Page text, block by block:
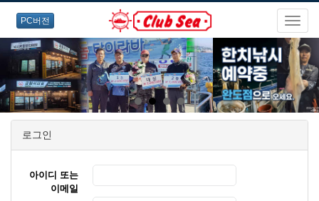
PC버전
로그인
아이디 또는
이메일